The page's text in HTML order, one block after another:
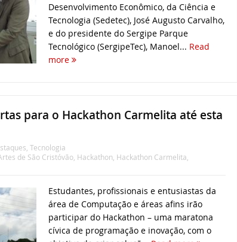
Desenvolvimento Econômico, da Ciência e
Tecnologia (Sedetec), José Augusto Carvalho,
e do presidente do Sergipe Parque
Tecnológico (SergipeTec), Manoel... Read
more
para o Hackathon Carmelita até esta
Tecnologia
de São Cristóvão, Hackathon Hackathon Carmelita
Estudantes, profissionais e entusiastas da
área de Computação e áreas afins irão
participar do Hackathon – uma maratona
cívica de programação e inovação, com o